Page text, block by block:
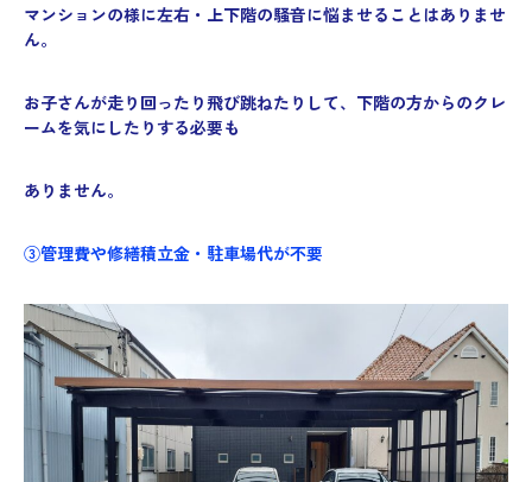
マンションの様に左右・上下階の騒音に悩ませることはありませ
ん。
お子さんが走り回ったり飛び跳ねたりして、下階の方からのクレ
ームを気にしたりする必要も
ありません。
③管理費や修繕積立金・駐車場代が不要